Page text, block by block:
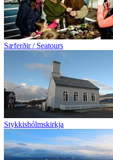
Sæferðir / Seatours
Stykkishólmskirkja